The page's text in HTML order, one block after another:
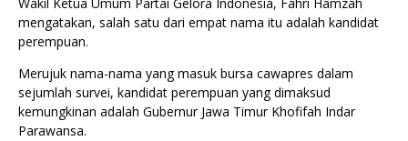
Wakil Ketua Umum Partai Gelora Indonesia, Fahri Hamzah
mengatakan, salah satu dari empat nama itu adalah kandidat
perempuan.
Merujuk nama-nama yang masuk bursa cawapres dalam
sejumlah survei, kandidat perempuan yang dimaksud
kemungkinan adalah Gubernur Jawa Timur Khofifah Indar
Parawansa.